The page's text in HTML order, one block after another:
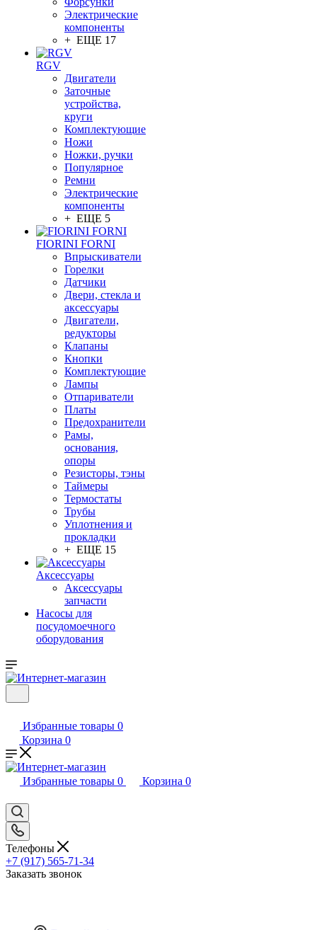
Электрические
компоненты
+ ЕЩЕ 17
RGV
Двигатели
Заточные
устройства,
круги
Комплектующие
Ножи
Ножки, ручки
Популярное
Ремни
Электрические
компоненты
+ ЕЩЕ 5
FIORINI FORNI
Впрыскиватели
Горелки
Датчики
Двери, стекла и
аксессуары
Двигатели,
редукторы
Клапаны
Кнопки
Комплектующие
Лампы
Отпариватели
Платы
Предохранители
Рамы,
основания,
опоры
Резисторы, тэны
Таймеры
Термостаты
Трубы
Уплотнения и
прокладки
+ ЕЩЕ 15
Аксессуары
Аксессуары
запчасти
Насосы для
посудомоечного
оборудования
Избранные товары 0
Корзина 0
Избранные товары 0 Корзина 0
Телефоны
+7 (917) 565-71-34
Заказать звонок